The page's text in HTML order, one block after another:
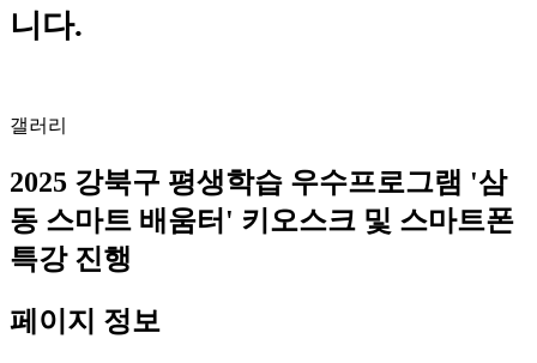
니다.
갤러리
2025 강북구 평생학습 우수프로그램 '삼
동 스마트 배움터' 키오스크 및 스마트폰
특강 진행
페이지 정보